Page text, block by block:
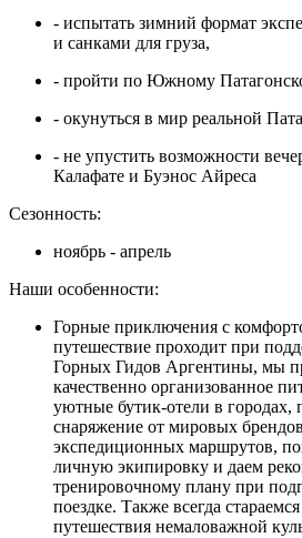
- испытать зимний формат
и санками для груза,
- пройти по Южному
- окунуться в мир реальной
- не упустить возможности
Калафате и Буэнос Айреса
Сезонность:
ноябрь - апрель
Наши особенности:
Горные приключения с
путешествие проходит при
Горных Гидов Аргентины, мы
качественно организованное
уютные бутик-отели в городах,
снаряжение от мировых
экспедиционных маршрутов,
личную экипировку и даем
тренировочному плану при
поездке. Также всегда
путешествия немаловажной